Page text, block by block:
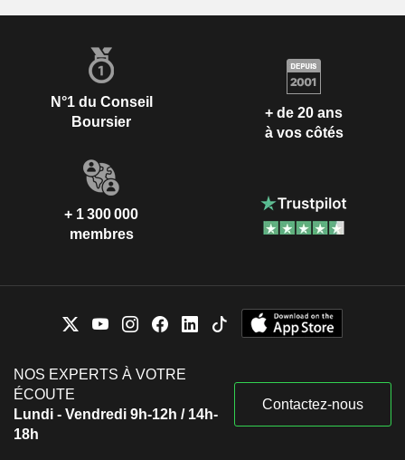
N°1 du Conseil
Boursier
+ de 20 ans
à vos côtés
+ 1 300 000
membres
NOS EXPERTS À VOTRE
ÉCOUTE
Lundi - Vendredi 9h-12h / 14h-
18h
Contactez-nous